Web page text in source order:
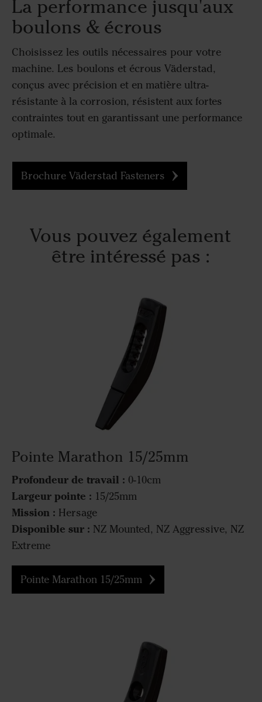
La performance jusqu'aux
boulons & écrous
Choisissez les outils nécessaires pour votre
machine. Les boulons et écrous Väderstad,
conçus avec précision et en matière ultra-
résistante à la corrosion, résistent aux fortes
contraintes tout en garantissant une performance
optimale.
Brochure Väderstad Fasteners
Vous pouvez également
être intéressé pas :
Pointe Marathon 15/25mm
Profondeur de travail : 0-10cm
Largeur pointe : 15/25mm
Mission : Hersage
Disponible sur : NZ Mounted, NZ Aggressive, NZ
Extreme
Pointe Marathon 15/25mm